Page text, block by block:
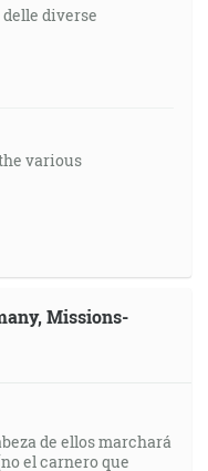
diverse
various
Missions-
de ellos marchará
el carnero que